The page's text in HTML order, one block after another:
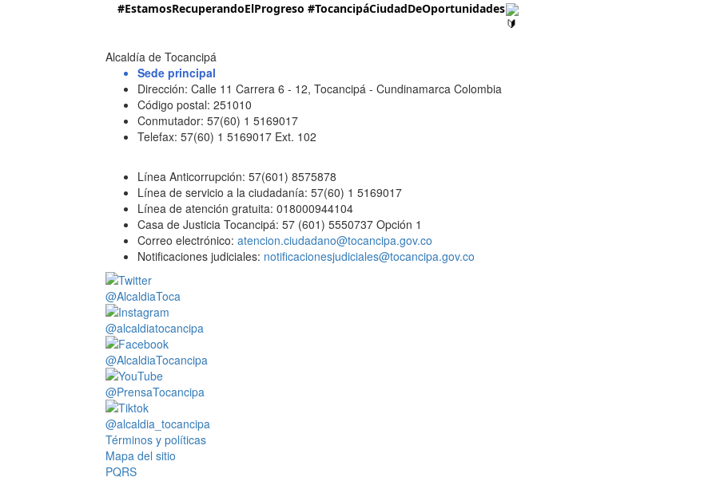
#EstamosRecuperandoElProgreso #TocancipáCiudadDeOportunidades
Alcaldía de Tocancipá
Sede principal
Dirección: Calle 11 Carrera 6 - 12, Tocancipá - Cundinamarca Colombia
Código postal: 251010
Conmutador: 57(60) 1 5169017
Telefax: 57(60) 1 5169017 Ext. 102
Línea Anticorrupción: 57(601) 8575878
Línea de servicio a la ciudadanía: 57(60) 1 5169017
Línea de atención gratuita: 018000944104
Casa de Justicia Tocancipá: 57 (601) 5550737 Opción 1
Correo electrónico: atencion.ciudadano@tocancipa.gov.co
Notificaciones judiciales: notificacionesjudiciales@tocancipa.gov.co
@AlcaldiaToca
@alcaldiatocancipa
@AlcaldiaTocancipa
@PrensaTocancipa
@alcaldia_tocancipa
Términos y políticas
Mapa del sitio
PQRS